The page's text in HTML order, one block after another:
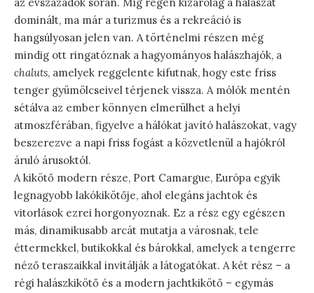
dominált, ma már a turizmus és a rekreáció is
hangsúlyosan jelen van. A történelmi részen még
mindig ott ringatóznak a hagyományos halászhajók, a
chaluts, amelyek reggelente kifutnak, hogy este friss
tenger gyümölcseivel térjenek vissza. A mólók mentén
sétálva az ember könnyen elmerülhet a helyi
atmoszférában, figyelve a hálókat javító halászokat, vagy
beszerezve a napi friss fogást a közvetlenül a hajókról
áruló árusoktól.
A kikötő modern része, Port Camargue, Európa egyik
legnagyobb lakókikötője, ahol elegáns jachtok és
vitorlások ezrei horgonyoznak. Ez a rész egy egészen
más, dinamikusabb arcát mutatja a városnak, tele
éttermekkel, butikokkal és bárokkal, amelyek a tengerre
néző teraszaikkal invitálják a látogatókat. A két rész – a
régi halászkikötő és a modern jachtkikötő – egymás